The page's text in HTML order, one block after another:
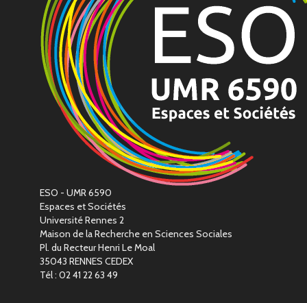
ESO - UMR 6590
Espaces et Sociétés
Université Rennes 2
Maison de la Recherche en Sciences Sociales
Pl. du Recteur Henri Le Moal
35043 RENNES CEDEX
Tél : 02 41 22 63 49